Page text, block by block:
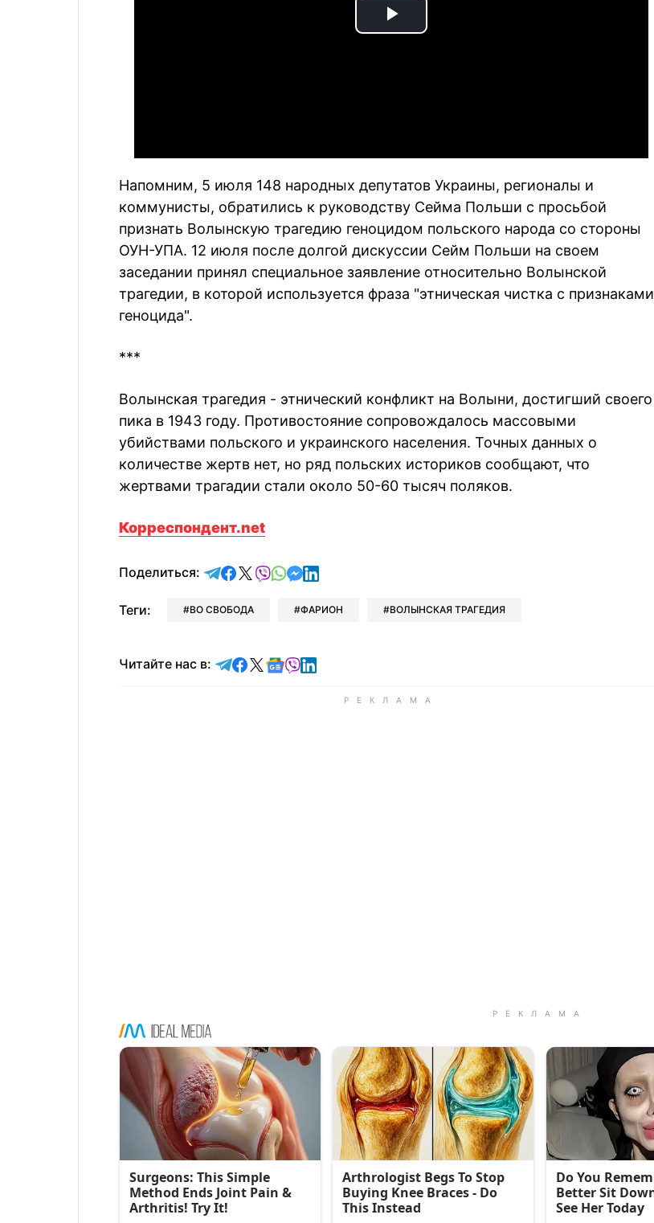
Play
Напомним, 5 июля 148 народных депутатов Украины, регионалы и
коммунисты, обратились к руководству Сейма Польши с просьбой
признать Волынскую трагедию геноцидом польского народа со стороны
ОУН-УПА. 12 июля после долгой дискуссии Сейм Польши на своем
заседании принял специальное заявление относительно Волынской
трагедии, в которой используется фраза "этническая чистка с признаками
геноцида".
***
Волынская трагедия - этнический конфликт на Волыни, достигший своего
пика в 1943 году. Противостояние сопровождалось массовыми
убийствами польского и украинского населения. Точных данных о
количестве жертв нет, но ряд польских историков сообщают, что
жертвами трагадии стали около 50-60 тысяч поляков.
Корреспондент.net
Поделиться: отправить в Telegram
поделиться в Facebook
поделиться в X
отправить в Viber
отправить в Whatsapp
отправить в Messenger
отправить в LinkedIn
Теги: ВО СВОБОДА ФАРИОН ВОЛЫНСКАЯ ТРАГЕДИЯ
Читайте нас в: Читайте в Telegram
Читайте в Facebook
Читайте в X
Читайте в Google news
Читайте в Viber
Читайте в LinkedIn